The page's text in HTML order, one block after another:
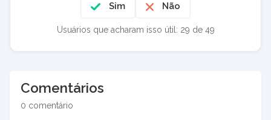
Sim Não
Usuários que acharam isso útil: 29 de 49
Comentários
0 comentário